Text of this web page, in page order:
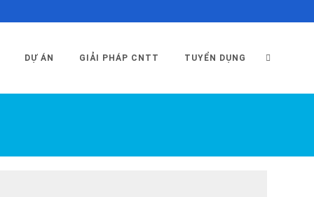
DỰ ÁN GIẢI PHÁP CNTT TUYỂN DỤNG TOGGLE